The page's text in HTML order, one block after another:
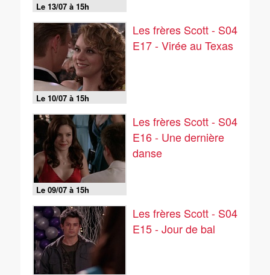
Le 13/07 à 15h
Le 10/07 à 15h
Les frères Scott - S04
E17 - Virée au Texas
Le 09/07 à 15h
Les frères Scott - S04
E16 - Une dernière
danse
Les frères Scott - S04
E15 - Jour de bal